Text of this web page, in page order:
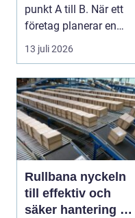
punkt A till B. När ett
företag planerar en
resa för m...
13 juli 2026
Rullbana nyckeln
till effektiv och
säker hantering av